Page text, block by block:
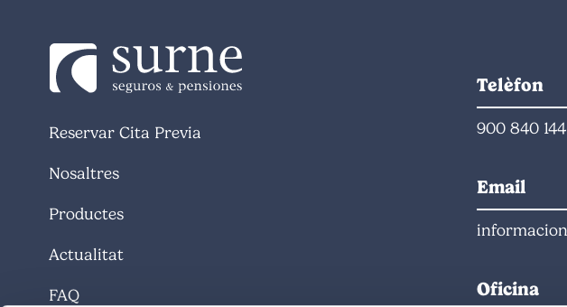
Reservar Cita Previa
Nosaltres
Productes
Actualitat
FAQ
Telèfon
900 840 144
Email
informacion
Oficina